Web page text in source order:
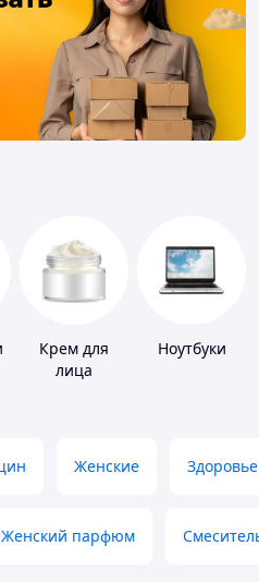
Крем для
лица
Ноутбуки
Женские Здоровье
Женский парфюм